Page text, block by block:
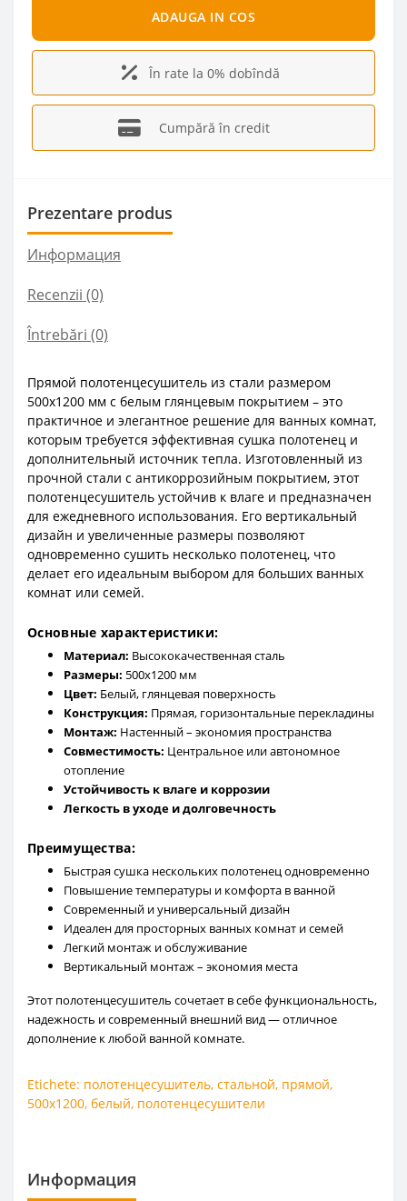
ADAUGA IN COS
În rate la 0% dobîndă
Cumpără în credit
Prezentare produs
Информация
Recenzii (0)
Întrebări (0)
Прямой полотенцесушитель из стали размером
500x1200 мм с белым глянцевым покрытием – это
практичное и элегантное решение для ванных комнат,
которым требуется эффективная сушка полотенец и
дополнительный источник тепла. Изготовленный из
прочной стали с антикоррозийным покрытием, этот
полотенцесушитель устойчив к влаге и предназначен
для ежедневного использования. Его вертикальный
дизайн и увеличенные размеры позволяют
одновременно сушить несколько полотенец, что
делает его идеальным выбором для больших ванных
комнат или семей.
Основные характеристики:
Материал: Высококачественная сталь
Размеры: 500x1200 мм
Цвет: Белый, глянцевая поверхность
Конструкция: Прямая, горизонтальные перекладины
Монтаж: Настенный – экономия пространства
Совместимость: Центральное или автономное
отопление
Устойчивость к влаге и коррозии
Легкость в уходе и долговечность
Преимущества:
Быстрая сушка нескольких полотенец одновременно
Повышение температуры и комфорта в ванной
Современный и универсальный дизайн
Идеален для просторных ванных комнат и семей
Легкий монтаж и обслуживание
Вертикальный монтаж – экономия места
Этот полотенцесушитель сочетает в себе функциональность,
надежность и современный внешний вид — отличное
дополнение к любой ванной комнате.
Etichete: полотенцесушитель, стальной, прямой,
500x1200, белый, полотенцесушители
Информация